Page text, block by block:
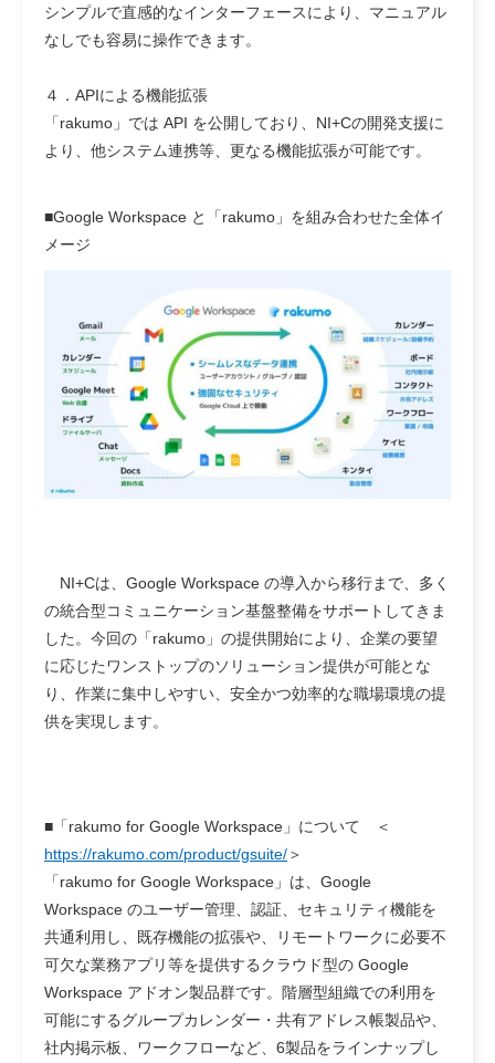
シンプルで直感的なインターフェースにより、マニュアル
なしでも容易に操作できます。
４．APIによる機能拡張
「rakumo」では API を公開しており、NI+Cの開発支援に
より、他システム連携等、更なる機能拡張が可能です。
■Google Workspace と「rakumo」を組み合わせた全体イ
メージ
NI+Cは、Google Workspace の導入から移行まで、多く
の統合型コミュニケーション基盤整備をサポートしてきま
した。今回の「rakumo」の提供開始により、企業の要望
に応じたワンストップのソリューション提供が可能とな
り、作業に集中しやすい、安全かつ効率的な職場環境の提
供を実現します。
■「rakumo for Google Workspace」について ＜
https://rakumo.com/product/gsuite/＞
「rakumo for Google Workspace」は、Google
Workspace のユーザー管理、認証、セキュリティ機能を
共通利用し、既存機能の拡張や、リモートワークに必要不
可欠な業務アプリ等を提供するクラウド型の Google
Workspace アドオン製品群です。階層型組織での利用を
可能にするグループカレンダー・共有アドレス帳製品や、
社内掲示板、ワークフローなど、6製品をラインナップし